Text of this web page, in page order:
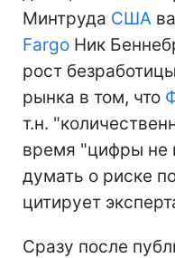
Минтруда США
Fargo Ник
рост
рынка в том, что
т.н.
время "цифры не
думать о риске
цитирует
Сразу после